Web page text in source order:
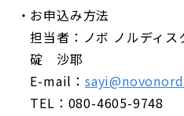
お申込み方法
担当者：ノボ ノルディ
碇 沙耶
E-mail：
TEL：080-4605-9748